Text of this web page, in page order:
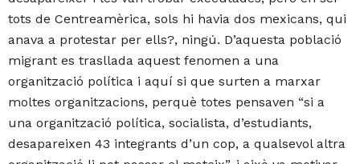
tots de Centreamèrica, sols hi havia dos mexicans, qui
anava a protestar per ells?, ningú. D’aquesta població
migrant es trasllada aquest fenomen a una
organització política i aquí si que surten a marxar
moltes organitzacions, perquè totes pensaven “si a
una organització política, socialista, d’estudiants,
desapareixen 43 integrants d’un cop, a qualsevol altra